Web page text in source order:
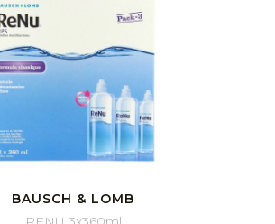
BAUSCH & LOMB